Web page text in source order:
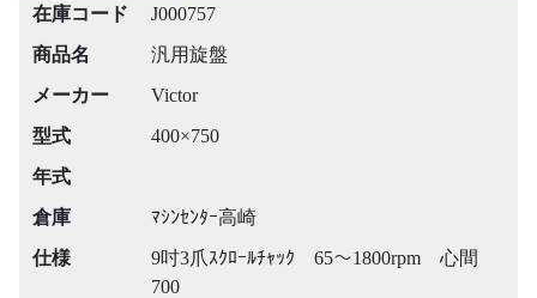
在庫コード
J000757
商品名
汎用旋盤
メーカー
Victor
型式
400×750
年式
倉庫
ﾏｼﾝｾﾝﾀｰ高崎
仕様
9吋3爪ｽｸﾛｰﾙﾁｬｯｸ 65～1800rpm 心間
700